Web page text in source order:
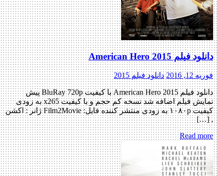
دانلود فیلم American Hero 2015
فوریه 12, 2016 دانلود فیلم 2015
دانلود فیلم American Hero 2015 با کیفیت BluRay 720p پیش
نمایش فیلم اضافه شد نسخه کم حجم و با کیفیت x265 به زودی
کیفیت ۱۰۸۰p به زودی منتشر کننده فایل: Film2Movie ژانر : اکشن
, […]
Read more